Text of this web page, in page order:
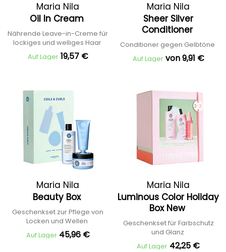
Maria Nila
Oil In Cream
Nährende Leave-in-Creme für
lockiges und welliges Haar
Auf Lager 19,57 €
Maria Nila
Sheer Silver
Conditioner
Conditioner gegen Gelbtöne
Auf Lager von 9,91 €
Maria Nila
Beauty Box
Geschenkset zur Pflege von
Locken und Wellen
Auf Lager 45,96 €
Maria Nila
Luminous Color Holiday
Box New
Geschenkset für Farbschutz
und Glanz
Auf Lager 42,25 €